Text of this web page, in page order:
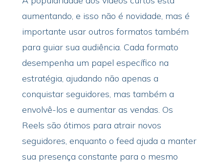
aumentando, e isso não é novidade, mas é
importante usar outros formatos também
para guiar sua audiência. Cada formato
desempenha um papel específico na
estratégia, ajudando não apenas a
conquistar seguidores, mas também a
envolvê-los e aumentar as vendas. Os
Reels são ótimos para atrair novos
seguidores, enquanto o feed ajuda a manter
sua presença constante para o mesmo